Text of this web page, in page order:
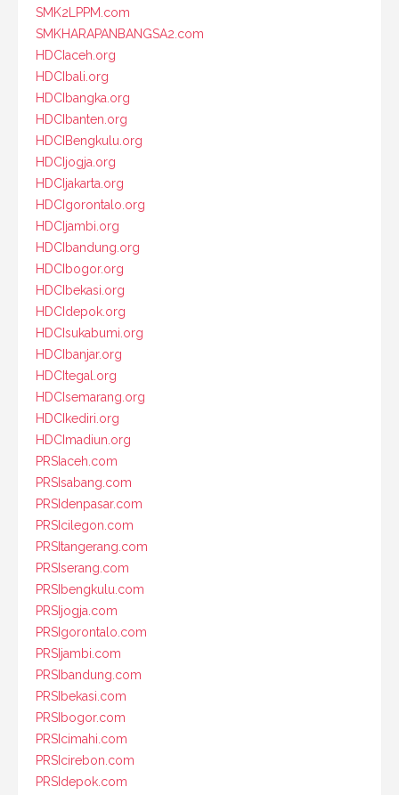
SMK2LPPM.com
SMKHARAPANBANGSA2.com
HDCIaceh.org
HDCIbali.org
HDCIbangka.org
HDCIbanten.org
HDCIBengkulu.org
HDCIjogja.org
HDCIjakarta.org
HDCIgorontalo.org
HDCIjambi.org
HDCIbandung.org
HDCIbogor.org
HDCIbekasi.org
HDCIdepok.org
HDCIsukabumi.org
HDCIbanjar.org
HDCItegal.org
HDCIsemarang.org
HDCIkediri.org
HDCImadiun.org
PRSIaceh.com
PRSIsabang.com
PRSIdenpasar.com
PRSIcilegon.com
PRSItangerang.com
PRSIserang.com
PRSIbengkulu.com
PRSIjogja.com
PRSIgorontalo.com
PRSIjambi.com
PRSIbandung.com
PRSIbekasi.com
PRSIbogor.com
PRSIcimahi.com
PRSIcirebon.com
PRSIdepok.com